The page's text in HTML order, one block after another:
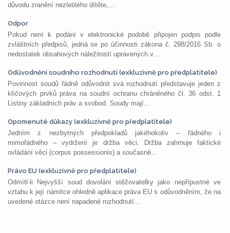
důvodu zranění nezletilého dítěte,...
Odpor
Pokud není k podání v elektronické podobě připojen podpis podle
zvláštních předpisů, jedná se po účinnosti zákona č. 298/2016 Sb. o
nedostatek obsahových náležitostí upravených v...
Odůvodnění soudního rozhodnutí (exkluzivně pro předplatitele)
Povinnost soudů řádně odůvodnit svá rozhodnutí představuje jeden z
klíčových prvků práva na soudní ochranu chráněného čl. 36 odst. 1
Listiny základních práv a svobod. Soudy mají...
Opomenuté důkazy (exkluzivně pro předplatitele)
Jedním z nezbytných předpokladů jakéhokoliv – řádného i
mimořádného – vydržení je držba věci. Držba zahrnuje faktické
ovládání věci (corpus possessionis) a současně...
Právo EU (exkluzivně pro předplatitele)
Odmítl-li Nejvyšší soud dovolání stěžovatelky jako nepřípustné ve
vztahu k její námitce ohledně aplikace práva EU s odůvodněním, že na
uvedené otázce není napadené rozhodnutí...